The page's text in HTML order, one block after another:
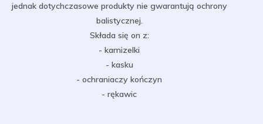
jednak dotychczasowe produkty nie gwarantują ochrony
balistycznej.
Składa się on z:
- kamizelki
- kasku
- ochraniaczy kończyn
- rękawic